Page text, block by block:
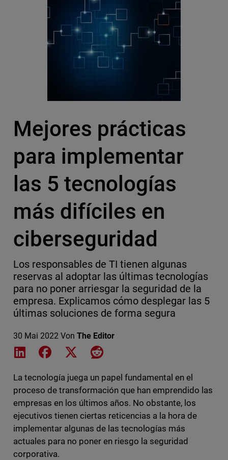
Mejores prácticas
para implementar
las 5 tecnologías
más difíciles en
ciberseguridad
Los responsables de TI tienen algunas
reservas al adoptar las últimas tecnologías
para no poner arriesgar la seguridad de la
empresa. Explicamos cómo desplegar las 5
últimas soluciones de forma segura
30 Mai 2022 Von The Editor
Share on LinkedIn
Share on Facebook
Share on XShare on Reddit
La tecnología juega un papel fundamental en el
proceso de transformación que han emprendido las
empresas en los últimos años. No obstante, los
ejecutivos tienen ciertas reticencias a la hora de
implementar algunas de las tecnologías más
actuales para no poner en riesgo la seguridad
corporativa.